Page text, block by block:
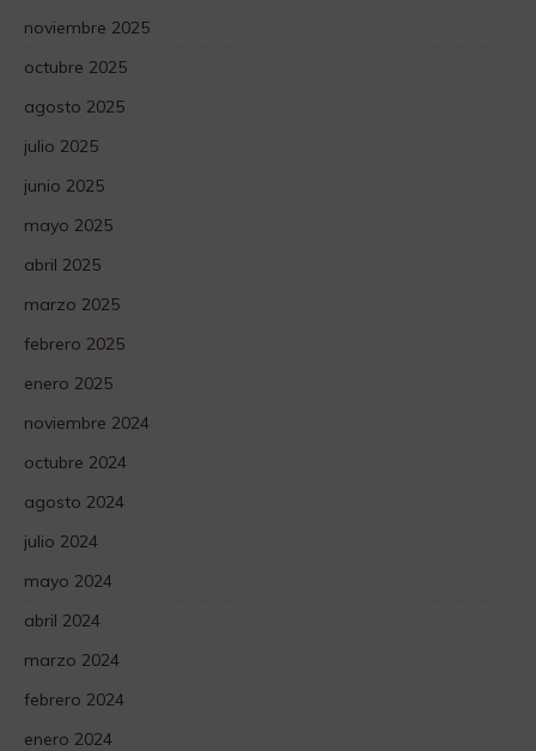
noviembre 2025
octubre 2025
agosto 2025
julio 2025
junio 2025
mayo 2025
abril 2025
marzo 2025
febrero 2025
enero 2025
noviembre 2024
octubre 2024
agosto 2024
julio 2024
mayo 2024
abril 2024
marzo 2024
febrero 2024
enero 2024